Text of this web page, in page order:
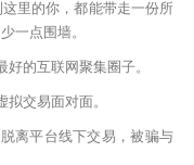
里的你，都能带走一份所
一点围墙。
的互联网聚集圈子。
交易面对面。
离平台线下交易，被骗与